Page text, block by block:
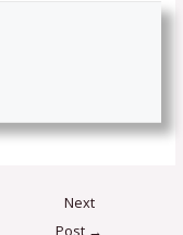
Next
Post →